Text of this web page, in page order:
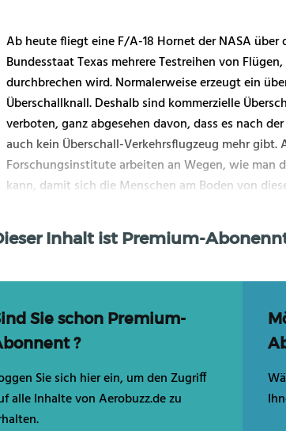
Ab heute fliegt eine F/A-18 Hornet der NASA über
Bundesstaat Texas mehrere Testreihen von
durchbrechen wird. Normalerweise erzeugt ein
Überschallknall. Deshalb sind kommerzielle
verboten, ganz abgesehen davon, dass es nach
auch kein Überschall-Verkehrsflugzeug mehr gibt.
Forschungsinstitute arbeiten an Wegen, wie man
kann, damit sich die Menschen am Boden von
Inhalt ist Premium-
Sie schon Premium-
?
Sie sich hier ein, um den Zugriff
alle Inhalte von Aerobuzz.de zu